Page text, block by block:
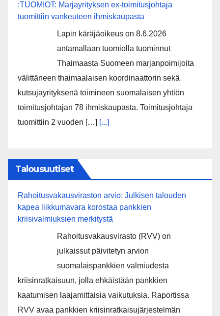
:TUOMIOT: Marjayrityksen ex-toimitusjohtaja
tuomittiin vankeuteen ihmiskaupasta
Lapin käräjäoikeus on 8.6.2026
antamallaan tuomiolla tuominnut
Thaimaasta Suomeen marjanpoimijoita
välittäneen thaimaalaisen koordinaattorin sekä
kutsujayrityksenä toimineen suomalaisen yhtiön
toimitusjohtajan 78 ihmiskaupasta. Toimitusjohtaja
tuomittiin 2 vuoden […] [...]
Talousuutiset
Rahoitusvakausviraston arvio: Julkisen talouden
kapea liikkumavara korostaa pankkien
kriisivalmiuksien merkitystä
Rahoitusvakausvirasto (RVV) on
julkaissut päivitetyn arvion
suomalaispankkien valmiudesta
kriisinratkaisuun, jolla ehkäistään pankkien
kaatumisen laajamittaisia vaikutuksia. Raportissa
RVV avaa pankkien kriisinratkaisujärjestelmän